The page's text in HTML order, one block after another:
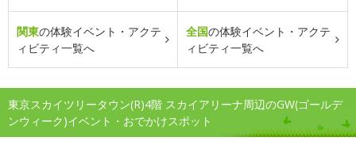
関東の体験イベント・アクテ
ィビティ一覧へ
全国の体験イベント・アクテ
ィビティ一覧へ
東京スカイツリータウン(R)4階 スカイアリーナ周辺のGW(ゴールデ
ンウィーク)イベント・おでかけスポット